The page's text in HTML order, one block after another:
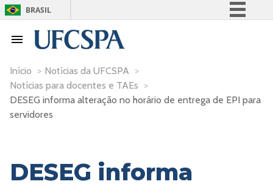
BRASIL
Legislação
Início > Notícias da UFCSPA >
Notícias para docentes e TAEs >
DESEG informa alteração no horário de entrega de EPI para
servidores
DESEG informa